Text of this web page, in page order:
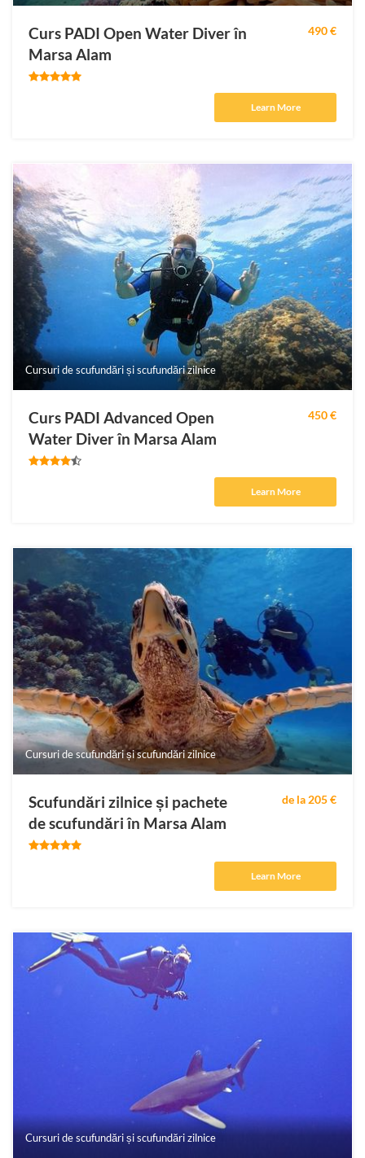
Curs PADI Open Water Diver în
Marsa Alam
490 €
Learn More
Cursuri de scufundări și scufundări zilnice
Curs PADI Advanced Open
Water Diver în Marsa Alam
450 €
Learn More
Cursuri de scufundări și scufundări zilnice
Scufundări zilnice și pachete
de scufundări în Marsa Alam
de la 205 €
Learn More
Cursuri de scufundări și scufundări zilnice